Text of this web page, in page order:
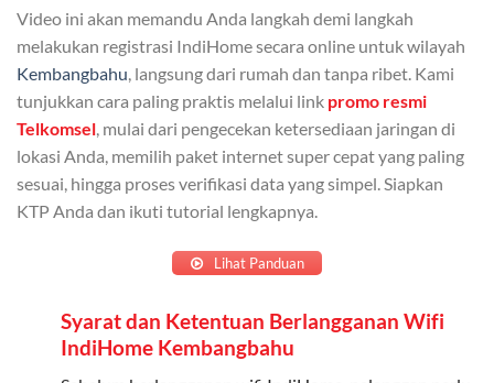
Admin dapat mendaftarkan hingga 5 anggota
keluarga atau teman untuk menggunakan kuota ini.
Berlaku Nasional
Kuota keluarga bisa digunakan di seluruh Indonesia
untuk jaringan 2G, 3G, dan 4G.
Tidak Berlaku untuk Roaming
Daftarkan Anggota: Admin dapat mendaftarkan anggota
Video ini akan memandu Anda langkah demi langkah
melakukan registrasi IndiHome secara online untuk wilayah
Kembangbahu , langsung dari rumah dan tanpa ribet. Kami
tunjukkan cara paling praktis melalui link promo resmi
Telkomsel , mulai dari pengecekan ketersediaan jaringan di
lokasi Anda, memilih paket internet super cepat yang paling
sesuai, hingga proses verifikasi data yang simpel. Siapkan
KTP Anda dan ikuti tutorial lengkapnya.
Lihat Panduan
Syarat dan Ketentuan Berlangganan Wifi
IndiHome Kembangbahu